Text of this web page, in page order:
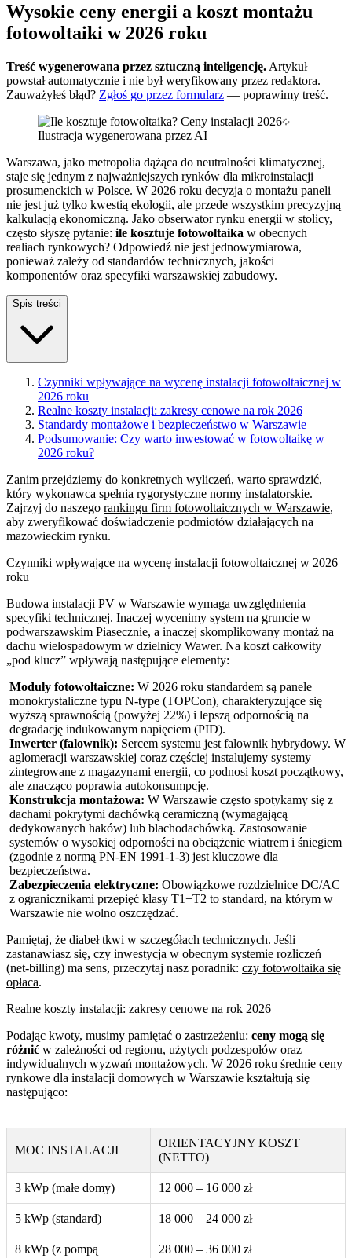
Wysokie ceny energii a koszt montażu
fotowoltaiki w 2026 roku
Treść wygenerowana przez sztuczną inteligencję. Artykuł
powstał automatycznie i nie był weryfikowany przez redaktora.
Zauważyłeś błąd? Zgłoś go przez formularz — poprawimy treść.
Ilustracja wygenerowana przez AI
Warszawa, jako metropolia dążąca do neutralności klimatycznej,
staje się jednym z najważniejszych rynków dla mikroinstalacji
prosumenckich w Polsce. W 2026 roku decyzja o montażu paneli
nie jest już tylko kwestią ekologii, ale przede wszystkim precyzyjną
kalkulacją ekonomiczną. Jako obserwator rynku energii w stolicy,
często słyszę pytanie: ile kosztuje fotowoltaika w obecnych
realiach rynkowych? Odpowiedź nie jest jednowymiarowa,
ponieważ zależy od standardów technicznych, jakości
komponentów oraz specyfiki warszawskiej zabudowy.
Spis treści
Czynniki wpływające na wycenę instalacji fotowoltaicznej w
2026 roku
Realne koszty instalacji: zakresy cenowe na rok 2026
Standardy montażowe i bezpieczeństwo w Warszawie
Podsumowanie: Czy warto inwestować w fotowoltaikę w
2026 roku?
Zanim przejdziemy do konkretnych wyliczeń, warto sprawdzić,
który wykonawca spełnia rygorystyczne normy instalatorskie.
Zajrzyj do naszego rankingu firm fotowoltaicznych w Warszawie,
aby zweryfikować doświadczenie podmiotów działających na
mazowieckim rynku.
Czynniki wpływające na wycenę instalacji fotowoltaicznej w 2026
roku
Budowa instalacji PV w Warszawie wymaga uwzględnienia
specyfiki technicznej. Inaczej wycenimy system na gruncie w
podwarszawskim Piasecznie, a inaczej skomplikowany montaż na
dachu wielospadowym w dzielnicy Wawer. Na koszt całkowity
„pod klucz” wpływają następujące elementy:
Moduły fotowoltaiczne: W 2026 roku standardem są panele
monokrystaliczne typu N-type (TOPCon), charakteryzujące się
wyższą sprawnością (powyżej 22%) i lepszą odpornością na
degradację indukowanym napięciem (PID).
Inwerter (falownik): Sercem systemu jest falownik hybrydowy. W
aglomeracji warszawskiej coraz częściej instalujemy systemy
zintegrowane z magazynami energii, co podnosi koszt początkowy,
ale znacząco poprawia autokonsumpcję.
Konstrukcja montażowa: W Warszawie często spotykamy się z
dachami pokrytymi dachówką ceramiczną (wymagającą
dedykowanych haków) lub blachodachówką. Zastosowanie
systemów o wysokiej odporności na obciążenie wiatrem i śniegiem
(zgodnie z normą PN-EN 1991-1-3) jest kluczowe dla
bezpieczeństwa.
Zabezpieczenia elektryczne: Obowiązkowe rozdzielnice DC/AC
z ogranicznikami przepięć klasy T1+T2 to standard, na którym w
Warszawie nie wolno oszczędzać.
Pamiętaj, że diabeł tkwi w szczegółach technicznych. Jeśli
zastanawiasz się, czy inwestycja w obecnym systemie rozliczeń
(net-billing) ma sens, przeczytaj nasz poradnik: czy fotowoltaika się
opłaca.
Realne koszty instalacji: zakresy cenowe na rok 2026
Podając kwoty, musimy pamiętać o zastrzeżeniu: ceny mogą się
różnić w zależności od regionu, użytych podzespołów oraz
indywidualnych wyzwań montażowych. W 2026 roku średnie ceny
rynkowe dla instalacji domowych w Warszawie kształtują się
następująco:
MOC INSTALACJI
ORIENTACYJNY KOSZT
(NETTO)
3 kWp (małe domy) 12 000 – 16 000 zł
5 kWp (standard) 18 000 – 24 000 zł
8 kWp (z pompą
28 000 – 36 000 zł